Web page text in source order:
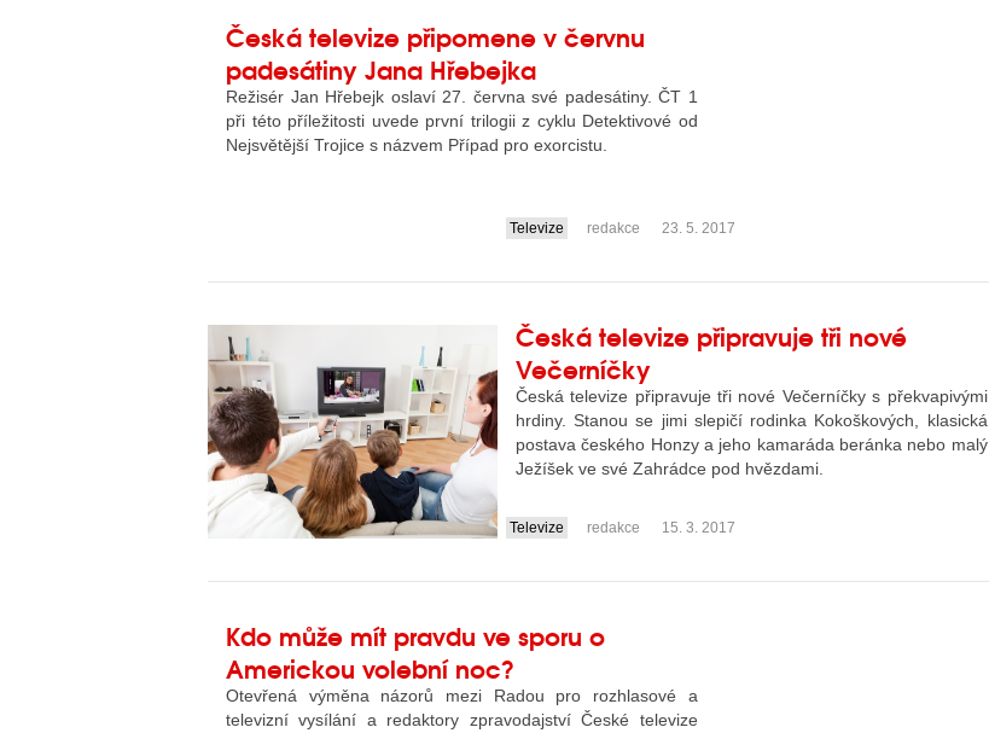
Česká televize připomene v červnu
padesátiny Jana Hřebejka
Režisér Jan Hřebejk oslaví 27. června své padesátiny. ČT 1
při této příležitosti uvede první trilogii z cyklu Detektivové od
Nejsvětější Trojice s názvem Případ pro exorcistu.
Televize redakce 23. 5. 2017
Česká televize připravuje tři nové
Večerníčky
Česká televize připravuje tři nové Večerníčky s překvapivými
hrdiny. Stanou se jimi slepičí rodinka Kokoškových, klasická
postava českého Honzy a jeho kamaráda beránka nebo malý
Ježíšek ve své Zahrádce pod hvězdami.
....
Televize redakce 15. 3. 2017
Kdo může mít pravdu ve sporu o
Americkou volební noc?
Otevřená výměna názorů mezi Radou pro rozhlasové a
televizní vysílání a redaktory zpravodajství České televize